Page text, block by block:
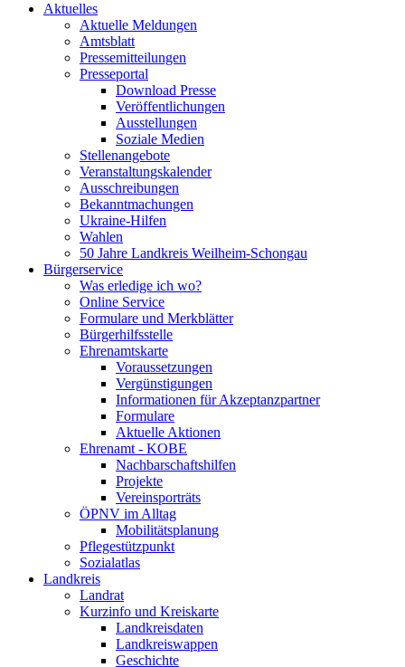
Aktuelles
Aktuelle Meldungen
Amtsblatt
Pressemitteilungen
Presseportal
Download Presse
Veröffentlichungen
Ausstellungen
Soziale Medien
Stellenangebote
Veranstaltungskalender
Ausschreibungen
Bekanntmachungen
Ukraine-Hilfen
Wahlen
50 Jahre Landkreis Weilheim-Schongau
Bürgerservice
Was erledige ich wo?
Online Service
Formulare und Merkblätter
Bürgerhilfsstelle
Ehrenamtskarte
Voraussetzungen
Vergünstigungen
Informationen für Akzeptanzpartner
Formulare
Aktuelle Aktionen
Ehrenamt - KOBE
Nachbarschaftshilfen
Projekte
Vereinsporträts
ÖPNV im Alltag
Mobilitätsplanung
Pflegestützpunkt
Sozialatlas
Landkreis
Landrat
Kurzinfo und Kreiskarte
Landkreisdaten
Landkreiswappen
Geschichte